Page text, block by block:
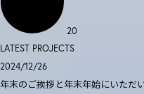
20
LATEST PROJECTS
2024/12/26
年末のご挨拶と年末年始にいただ